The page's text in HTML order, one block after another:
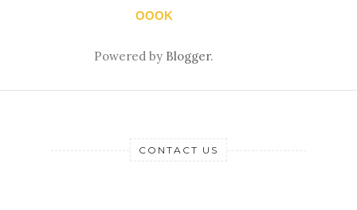
OOOK
Powered by Blogger.
CONTACT US